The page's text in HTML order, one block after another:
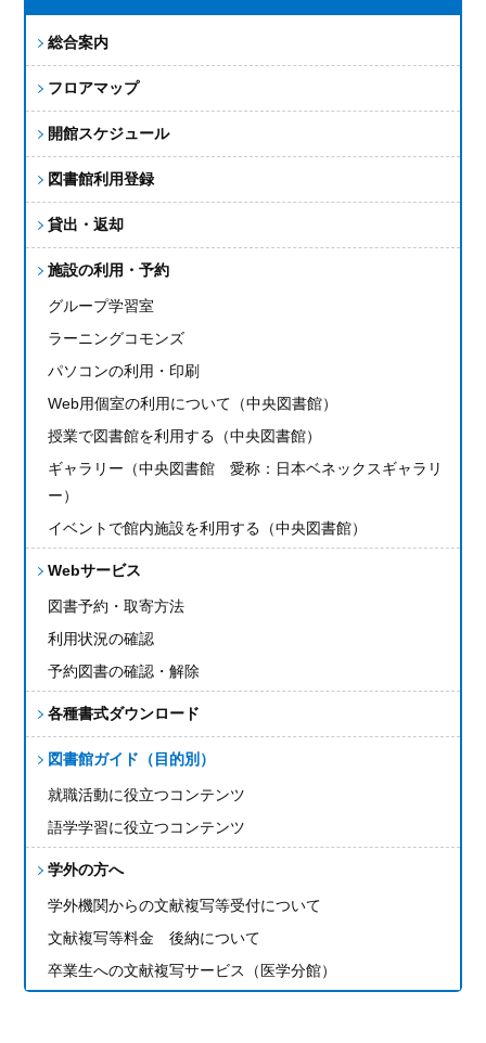
総合案内
フロアマップ
開館スケジュール
図書館利用登録
貸出・返却
施設の利用・予約
グループ学習室
ラーニングコモンズ
パソコンの利用・印刷
Web用個室の利用について（中央図書館）
授業で図書館を利用する（中央図書館）
ギャラリー（中央図書館 愛称：日本ベネックスギャラリ
ー）
イベントで館内施設を利用する（中央図書館）
Webサービス
図書予約・取寄方法
利用状況の確認
予約図書の確認・解除
各種書式ダウンロード
図書館ガイド（目的別）
就職活動に役立つコンテンツ
語学学習に役立つコンテンツ
学外の方へ
学外機関からの文献複写等受付について
文献複写等料金 後納について
卒業生への文献複写サービス（医学分館）